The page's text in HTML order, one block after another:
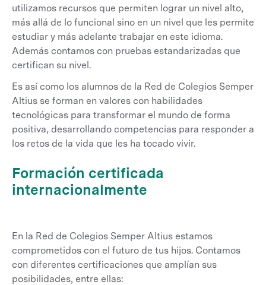
utilizamos recursos que permiten lograr un nivel alto,
más allá de lo funcional sino en un nivel que les permite
estudiar y más adelante trabajar en este idioma.
Además contamos con pruebas estandarizadas que
certifican su nivel.
Es así como los alumnos de la Red de Colegios Semper
Altius se forman en valores con habilidades
tecnológicas para transformar el mundo de forma
positiva, desarrollando competencias para responder a
los retos de la vida que les ha tocado vivir.
Formación certificada
internacionalmente
En la Red de Colegios Semper Altius estamos
comprometidos con el futuro de tus hijos. Contamos
con diferentes certificaciones que amplían sus
posibilidades, entre ellas: